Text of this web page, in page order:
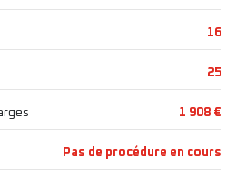
16
25
1 908 €
Pas de procédure en cours